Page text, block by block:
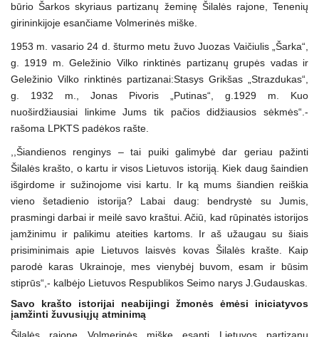
būrio Šarkos skyriaus partizanų žeminę Šilalės rajone, Tenenių
girininkijoje esančiame Volmerinės miške.
1953 m. vasario 24 d. šturmo metu žuvo Juozas Vaičiulis „Šarka“,
g. 1919 m. Geležinio Vilko rinktinės partizanų grupės vadas ir
Geležinio Vilko rinktinės partizanai:Stasys Grikšas „Strazdukas“,
g. 1932 m., Jonas Pivoris „Putinas“, g.1929 m. Kuo
nuoširdžiausiai linkime Jums tik pačios didžiausios sėkmės“.-
rašoma LPKTS padėkos rašte.
,,Šiandienos renginys – tai puiki galimybė dar geriau pažinti
Šilalės krašto, o kartu ir visos Lietuvos istoriją. Kiek daug šaindien
išgirdome ir sužinojome visi kartu. Ir ką mums šiandien reiškia
vieno šetadienio istorija? Labai daug: bendrystė su Jumis,
prasmingi darbai ir meilė savo kraštui. Ačiū, kad rūpinatės istorijos
įamžinimu ir palikimu ateities kartoms. Ir aš užaugau su šiais
prisiminimais apie Lietuvos laisvės kovas Šilalės krašte. Kaip
parodė karas Ukrainoje, mes vienybėj buvom, esam ir būsim
stiprūs“,- kalbėjo Lietuvos Respublikos Seimo narys J.Gudauskas.
Savo krašto istorijai neabijingi žmonės ėmėsi iniciatyvos
įamžinti žuvusiųjų atminimą